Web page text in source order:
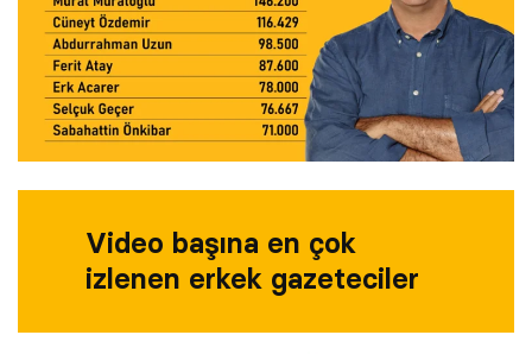
Video başına en çok
izlenen erkek gazeteciler